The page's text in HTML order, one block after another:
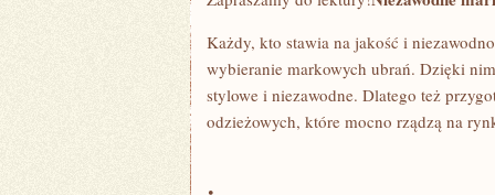
Każdy, kto stawia na jakość i
wybieranie ⁤markowych⁤ ubrań. Dzięki
stylowe i niezawodne. Dlatego też
odzieżowych, ⁢które mocno rządzą na